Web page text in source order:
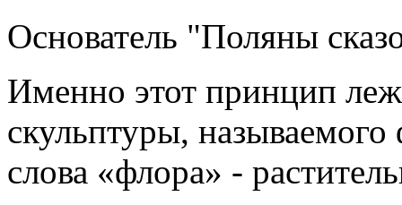
Основатель "Поляны
Именно этот принцип
скульптуры,
слова «флора» -